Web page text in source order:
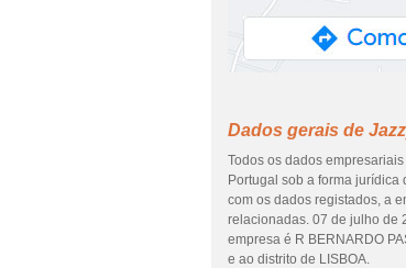
Dados gerais de
Todos os dados
Portugal sob a forma jurídica
com os dados registados, a
relacionadas. 07 de julho de
empresa é R BERNARDO
e ao distrito de LISBOA.